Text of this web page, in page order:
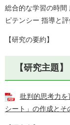
総合的な学習の時間
ピテンシー 指導と評
【研究の要約】
【研究主題】
批判的思考力
シート」の作成と